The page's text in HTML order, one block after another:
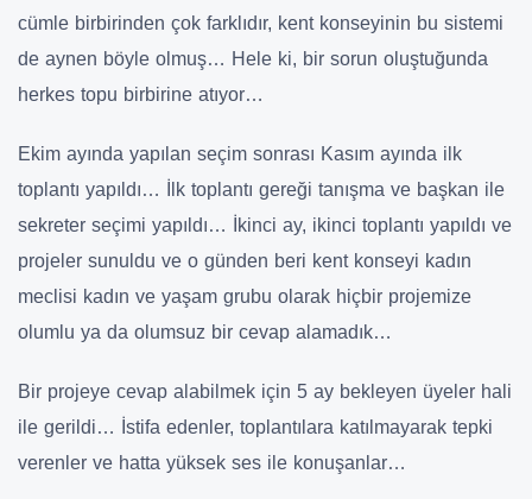
cümle birbirinden çok farklıdır, kent konseyinin bu sistemi
de aynen böyle olmuş… Hele ki, bir sorun oluştuğunda
herkes topu birbirine atıyor…
Ekim ayında yapılan seçim sonrası Kasım ayında ilk
toplantı yapıldı… İlk toplantı gereği tanışma ve başkan ile
sekreter seçimi yapıldı… İkinci ay, ikinci toplantı yapıldı ve
projeler sunuldu ve o günden beri kent konseyi kadın
meclisi kadın ve yaşam grubu olarak hiçbir projemize
olumlu ya da olumsuz bir cevap alamadık…
Bir projeye cevap alabilmek için 5 ay bekleyen üyeler hali
ile gerildi… İstifa edenler, toplantılara katılmayarak tepki
verenler ve hatta yüksek ses ile konuşanlar…